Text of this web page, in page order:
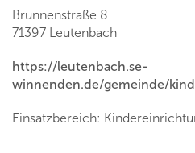
Brunnenstraße 8
71397 Leutenbach
https://leutenbach.se-
winnenden.de/gemeinde/
Einsatzbereich: